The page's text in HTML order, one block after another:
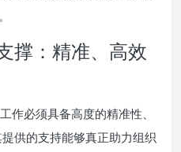
撑：精准、高效
作必须具备高度的精准性、
供的支持能够真正助力组织